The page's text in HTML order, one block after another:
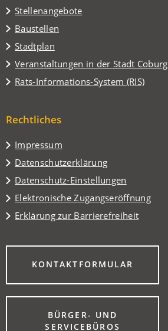
Stellenangebote
Baustellen
Stadtplan
(Öffnet
in
einem
neuen
Veranstaltungen in der Stadt Coburg
(Öffnet
in
einem
Tab)
Rats-Informations-System (RIS)
(Öffnet
neuen
Rechtliches
Impressum
Datenschutzerklärung
Datenschutz-Einstellungen
Elektronische Zugangseröffnung
Erklärung zur Barrierefreiheit
KONTAKTFORMULAR
(ÖFFNET
EINEM
NEUEN
BÜRGER- UND
SERVICEBÜROS
(ÖFFNET